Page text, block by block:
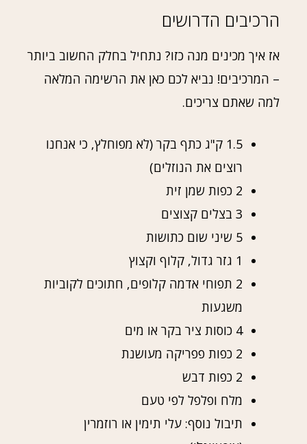
הרכיבים הדרושים
אז איך מכינים מנה כזו? נתחיל בחלק החשוב ביותר
– המרכיבים! נביא לכם כאן את הרשימה המלאה
למה שאתם צריכים.
1.5 ק"ג כתף בקר (לא מפוחלץ, כי אנחנו
רוצים את הנוזלים)
2 כפות שמן זית
3 בצלים קצוצים
5 שיני שום כתושות
1 גזר גדול, קלוף וקצוץ
2 תפוחי אדמה קלופים, חתוכים לקוביות
משגעות
4 כוסות ציר בקר או מים
2 כפות פפריקה מעושנת
2 כפות דבש
מלח ופלפל לפי טעם
תיבול נוסף: עלי תימין או רוזמרין